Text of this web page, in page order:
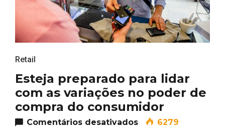
Retail
Esteja preparado para lidar
com as variações no poder de
compra do consumidor
Comentários desativadosem Esteja
6279